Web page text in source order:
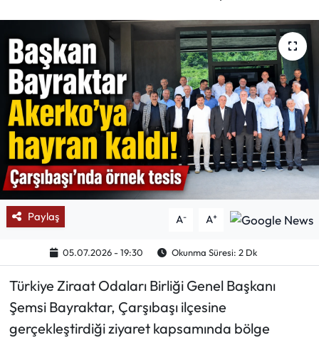
Paylaş A- A+
05.07.2026 - 19:30 Okunma Süresi: 2 Dk
Türkiye Ziraat Odaları Birliği Genel Başkanı
Şemsi Bayraktar, Çarşıbaşı ilçesine
gerçekleştirdiği ziyaret kapsamında bölge
Magazin
Mektup Galeri
Röportaj
Manşet
Köşe Yazıları
Karikatür Galeri
ASTROLOJİ
Spor Yazıları